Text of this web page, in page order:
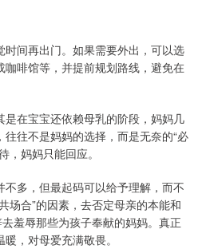
间再出门。如果需要外出，可以选
啡馆等，并提前规划路线，避免在
在宝宝还依赖母乳的阶段，妈妈几
往不是妈妈的选择，而是无奈的“必
，妈妈只能回应。
多，但最起码可以给予理解，而不
场合”的因素，去否定母亲的本能和
羞辱那些为孩子奉献的妈妈。真正
，对母爱充满敬畏。